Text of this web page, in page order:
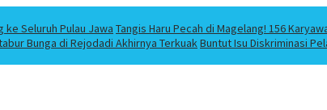
ke Seluruh Pulau Jawa Tangis Haru Pecah di Magelang! 156
Bunga di Rejodadi Akhirnya TerkuakBuntut Isu Diskriminasi